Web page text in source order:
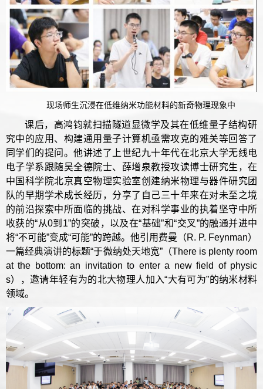
现场师生沉浸在低维纳米功能材料的新奇物理现象中
课后，高鸿钧就扫描隧道显微学及其在低维量子结构研
究中的应用、构建通用量子计算机亟需攻克的难关等回答了
同学们的提问。他讲述了上世纪九十年代在北京大学无线电
电子学系跟随吴全德院士、薛增泉教授攻读博士研究生，在
中国科学院北京真空物理实验室创建纳米物理与器件研究团
队的早期学术成长经历，分享了自己三十年来在对未至之境
的前沿探索中所面临的挑战、在对科学事业的执着坚守中所
收获的“从0到1”的突破，以及在“基础”和“交叉”的融通并进中
将“不可能”变成“可能”的跨越。他引用费曼（R. P. Feynman）
一篇经典演讲的标题“于微纳处天地宽”（There is plenty room
at the bottom: an invitation to enter a new field of physic
s），邀请年轻有为的北大物理人加入“大有可为”的纳米材料
领域。